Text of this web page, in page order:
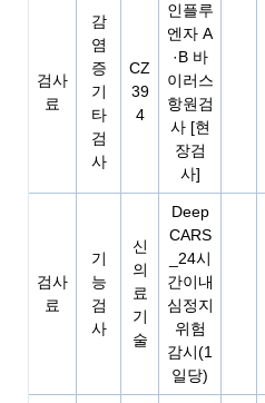
검사
료
감
염
증
기
타
검
사
CZ
39
4
인플루
엔자 A
·B 바
이러스
항원검
사 [현
장검
사]
검사
료
기
능
검
사
신
의
료
기
술
Deep
CARS
_24시
간이내
심정지
위험
감시(1
일당)